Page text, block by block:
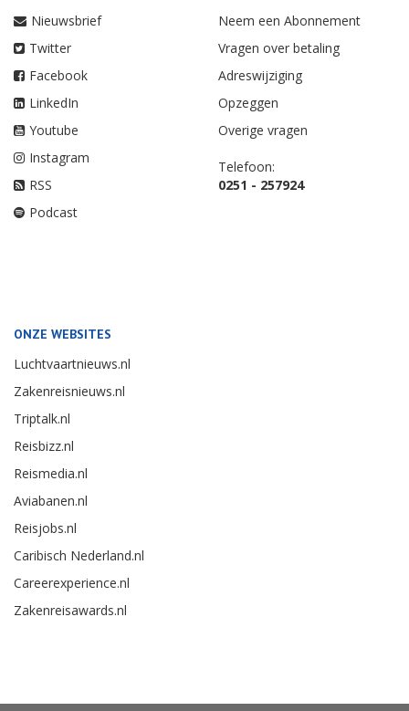
Nieuwsbrief
Twitter
Facebook
LinkedIn
Youtube
Instagram
RSS
Podcast
Neem een Abonnement
Vragen over betaling
Adreswijziging
Opzeggen
Overige vragen
Telefoon:
0251 - 257924
ONZE WEBSITES
Luchtvaartnieuws.nl
Zakenreisnieuws.nl
Triptalk.nl
Reisbizz.nl
Reismedia.nl
Aviabanen.nl
Reisjobs.nl
Caribisch Nederland.nl
Careerexperience.nl
Zakenreisawards.nl